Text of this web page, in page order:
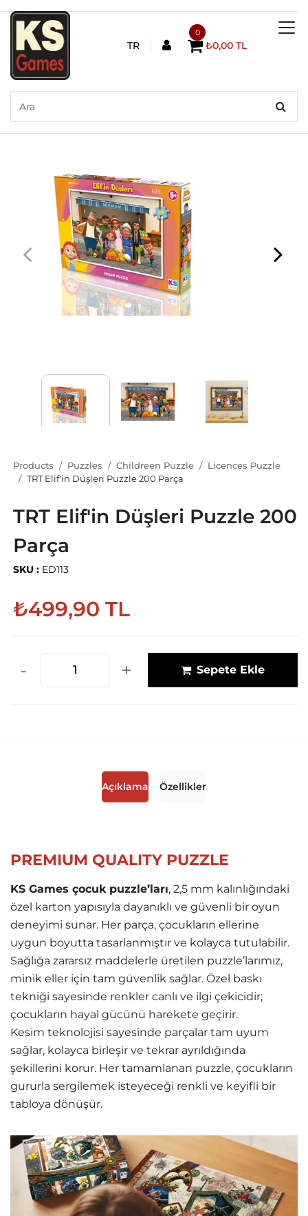
TR
0
₺0,00 TL
Products Puzzles Childreen Puzzle
Licences Puzzle
TRT Elif'in Düşleri Puzzle 200 Parça
TRT Elif'in Düşleri Puzzle 200
Parça
SKU : ED113
₺499,90 TL
- + Sepete Ekle
Açıklama Özellikler
PREMIUM QUALITY PUZZLE
KS Games çocuk puzzle’ları, 2,5 mm kalınlığındaki
özel karton yapısıyla dayanıklı ve güvenli bir oyun
deneyimi sunar. Her parça, çocukların ellerine
uygun boyutta tasarlanmıştır ve kolayca tutulabilir.
Sağlığa zararsız maddelerle üretilen puzzle’larımız,
minik eller için tam güvenlik sağlar. Özel baskı
tekniği sayesinde renkler canlı ve ilgi çekicidir;
çocukların hayal gücünü harekete geçirir.
Kesim teknolojisi sayesinde parçalar tam uyum
sağlar, kolayca birleşir ve tekrar ayrıldığında
şekillerini korur. Her tamamlanan puzzle, çocukların
gururla sergilemek isteyeceği renkli ve keyifli bir
tabloya dönüşür.